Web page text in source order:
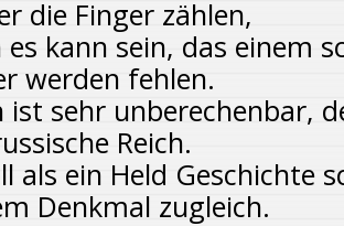
die Finger zählen,
es kann sein, das einem
werden fehlen.
ist sehr unberechenbar,
Reich.
als ein Held Geschichte
Denkmal zugleich.